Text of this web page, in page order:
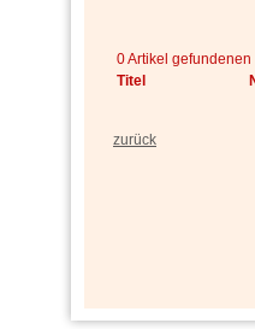
0 Artikel gefundenen
Titel
zurück